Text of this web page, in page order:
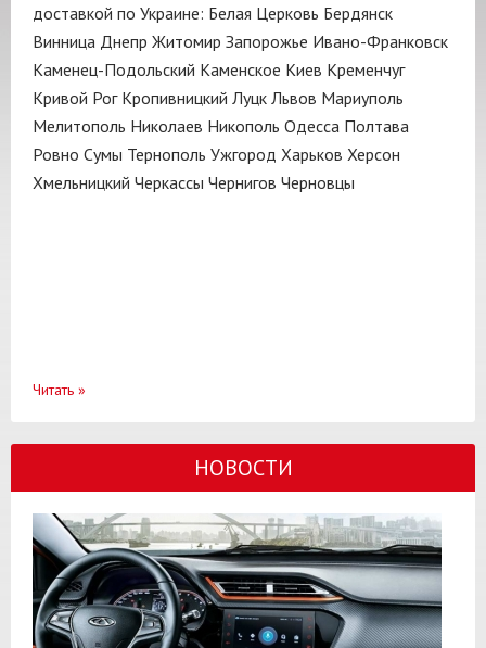
доставкой по Украине: Белая Церковь Бердянск
Винница Днепр Житомир Запорожье Ивано-Франковск
Каменец-Подольский Каменское Киев Кременчуг
Кривой Рог Кропивницкий Луцк Львов Мариуполь
Мелитополь Николаев Никополь Одесса Полтава
Ровно Сумы Тернополь Ужгород Харьков Херсон
Хмельницкий Черкассы Чернигов Черновцы
Читать »
НОВОСТИ